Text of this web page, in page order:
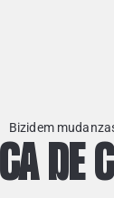
Bizidem
DE